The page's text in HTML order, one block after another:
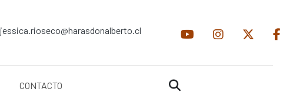
jessica.rioseco@harasdonalberto.cl
CONTACTO